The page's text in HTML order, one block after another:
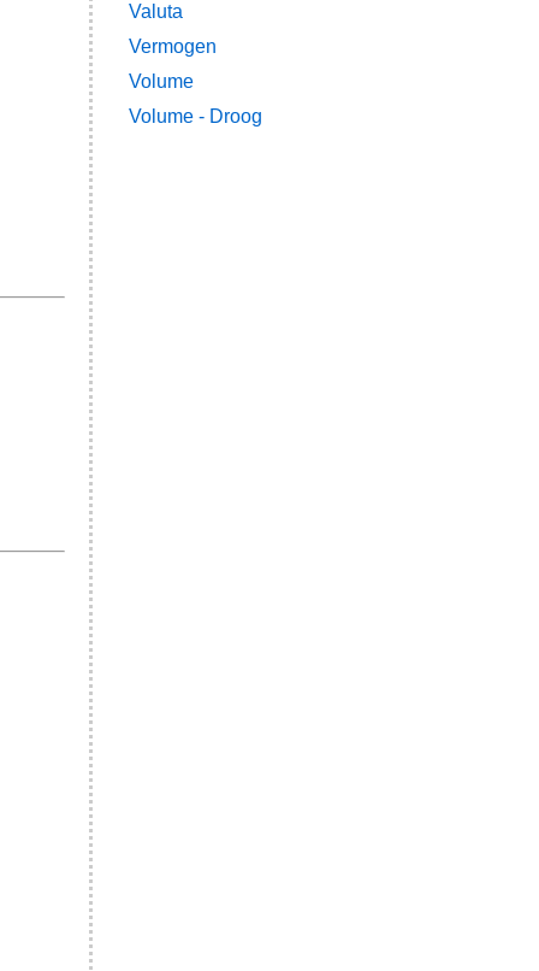
Valuta
Vermogen
Volume
Volume - Droog